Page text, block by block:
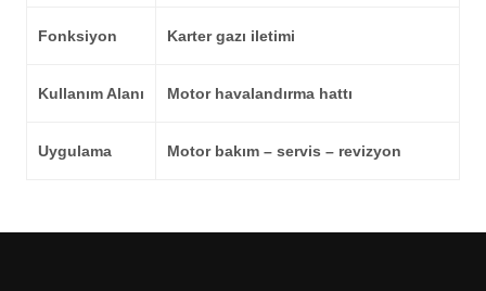
Fonksiyon Karter gazı iletimi
Kullanım Alanı Motor havalandırma hattı
Uygulama Motor bakım – servis – revizyon